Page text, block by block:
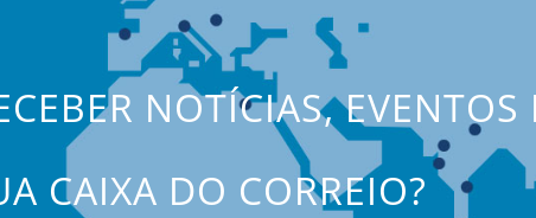
NOTÍCIAS,
CAIXA DO CORREIO?